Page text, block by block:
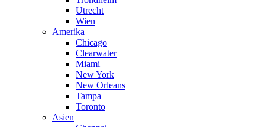
Utrecht
Wien
Amerika
Chicago
Clearwater
Miami
New York
New Orleans
Tampa
Toronto
Asien